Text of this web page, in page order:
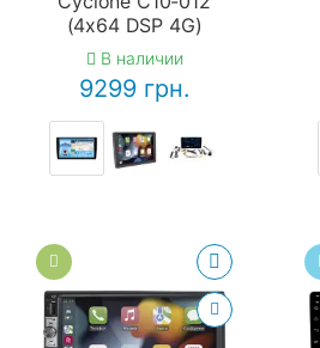
(4x64 DSP 4G)
В наличии
9299 грн.